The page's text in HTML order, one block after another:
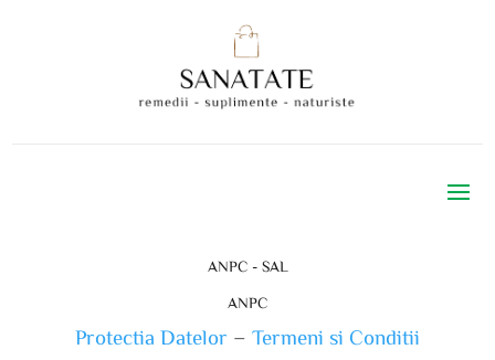
ANPC - SAL
ANPC
Protectia Datelor – Termeni si Conditii